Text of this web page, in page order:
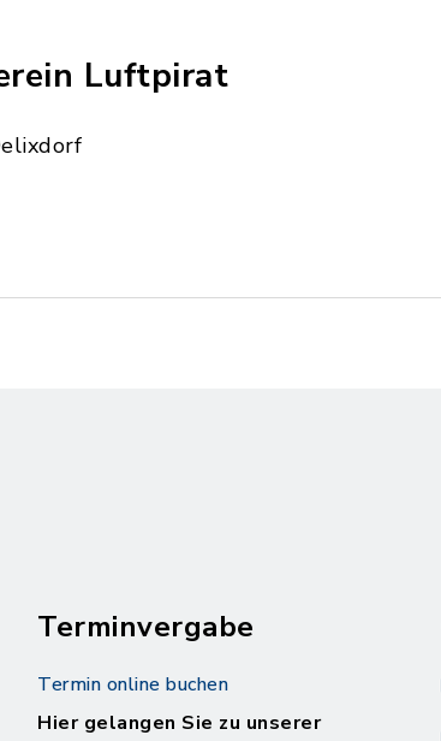
Luftpirat
Terminvergabe
Termin online buchen
Hier gelangen Sie zu unserer